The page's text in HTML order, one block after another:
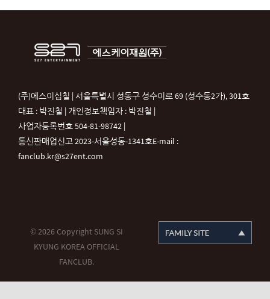
(주)에스이십칠 | 서울특별시 성동구 성수이로 69 (성수동2가), 301호
대표 : 박진철 | 개인정보책임자 : 박진철 |
사업자등록번호 504-81-98742 |
통신판매업신고 2023-서울성동-1341호E-mail :
fanclub.kr@s27ent.com
© 2026 Copyright SUNG SI
KYUNG KOREA OFFICIAL
FANCLUB.